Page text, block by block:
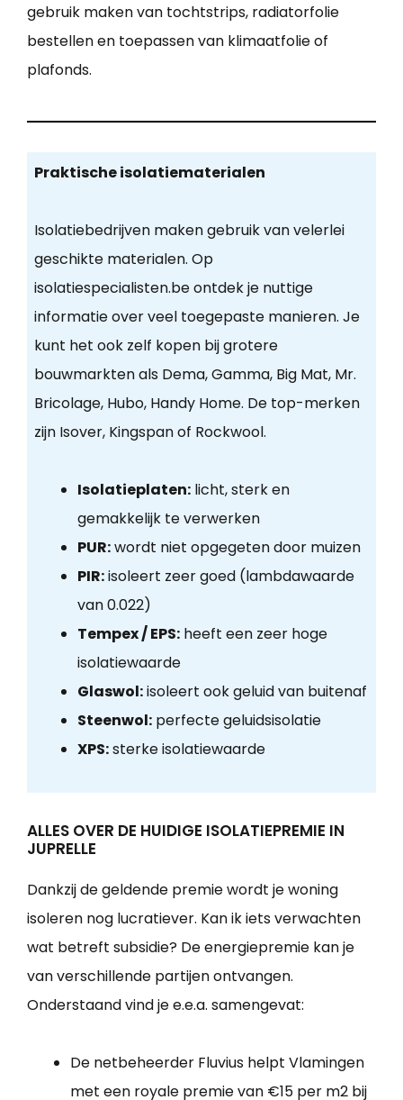
gebruik maken van tochtstrips, radiatorfolie
bestellen en toepassen van klimaatfolie of
plafonds.
Praktische isolatiematerialen
Isolatiebedrijven maken gebruik van velerlei
geschikte materialen. Op
isolatiespecialisten.be ontdek je nuttige
informatie over veel toegepaste manieren. Je
kunt het ook zelf kopen bij grotere
bouwmarkten als Dema, Gamma, Big Mat, Mr.
Bricolage, Hubo, Handy Home. De top-merken
zijn Isover, Kingspan of Rockwool.
Isolatieplaten:licht, sterk en
gemakkelijk te verwerken
PUR:wordt niet opgegeten door muizen
PIR:isoleert zeer goed (lambdawaarde
van 0.022)
Tempex / EPS:heeft een zeer hoge
isolatiewaarde
Glaswol:isoleert ook geluid van buitenaf
Steenwol:perfecte geluidsisolatie
XPS:sterke isolatiewaarde
ALLES OVER DE HUIDIGE ISOLATIEPREMIE IN
JUPRELLE
Dankzij de geldende premie wordt je woning
isoleren nog lucratiever. Kan ik iets verwachten
wat betreft subsidie? De energiepremie kan je
van verschillende partijen ontvangen.
Onderstaand vind je e.e.a. samengevat:
De netbeheerder Fluvius helpt Vlamingen
met een royale premie van €15 per m2 bij